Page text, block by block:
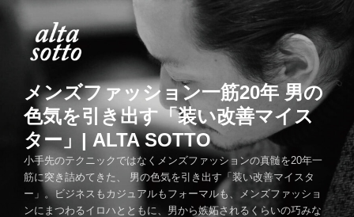
メンズファッション一筋20年 男の
色気を引き出す「装い改善マイス
ター」| ALTA SOTTO
小手先のテクニックではなくメンズファッションの真髄を20年一
筋に突き詰めてきた、 男の色気を引き出す「装い改善マイスタ
ー」。ビジネスもカジュアルもフォーマルも、メンズファッショ
ンにまつわるイロハとともに、男から嫉妬されるくらいの巧みな